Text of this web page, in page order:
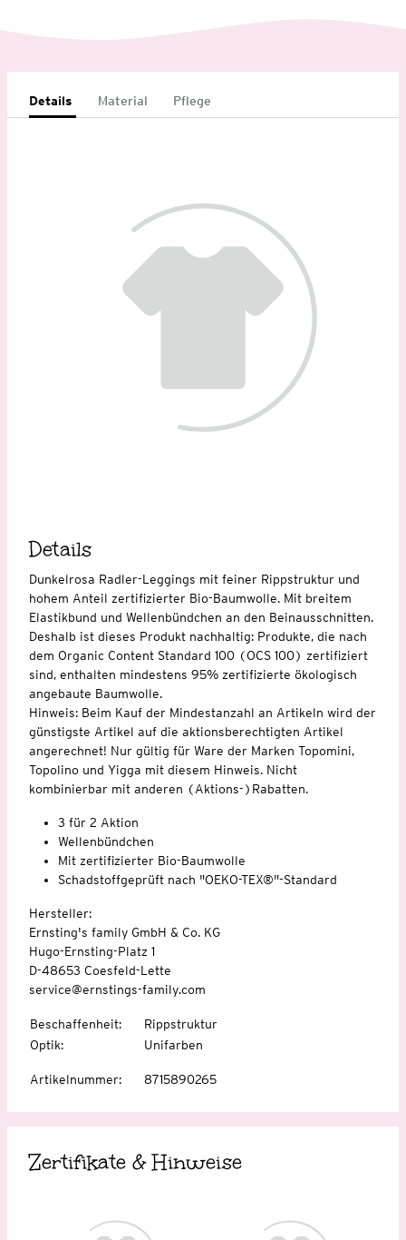
Details Material Pflege
Details
Dunkelrosa Radler-Leggings mit feiner Rippstruktur und
hohem Anteil zertifizierter Bio-Baumwolle. Mit breitem
Elastikbund und Wellenbündchen an den Beinausschnitten.
Deshalb ist dieses Produkt nachhaltig: Produkte, die nach
dem Organic Content Standard 100 (OCS 100) zertifiziert
sind, enthalten mindestens 95% zertifizierte ökologisch
angebaute Baumwolle.
Hinweis: Beim Kauf der Mindestanzahl an Artikeln wird der
günstigste Artikel auf die aktionsberechtigten Artikel
angerechnet! Nur gültig für Ware der Marken Topomini,
Topolino und Yigga mit diesem Hinweis. Nicht
kombinierbar mit anderen (Aktions-)Rabatten.
3 für 2 Aktion
Wellenbündchen
Mit zertifizierter Bio-Baumwolle
Schadstoffgeprüft nach "OEKO-TEX®"-Standard
Hersteller:
Ernsting's family GmbH & Co. KG
Hugo-Ernsting-Platz 1
D-48653 Coesfeld-Lette
service@ernstings-family.com
Beschaffenheit:
Rippstruktur
Optik: Unifarben
Artikelnummer: 8715890265
Zertifikate & Hinweise